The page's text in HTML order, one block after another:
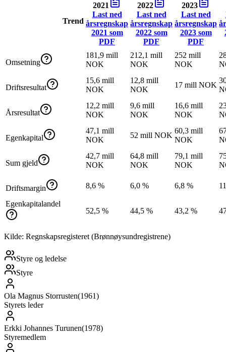
Trend
2021
Last ned
årsregnskap
2021 som
PDF
2022
Last ned
årsregnskap
2022som
PDF
2023
Last ned
årsregnskap
2023som
PDF
Omsetning
181,9 mill
NOK
212,1 mill
NOK
252 mill
NOK
Driftsresultat
15,6 mill
NOK
12,8 mill
NOK
17 mill NOK
Årsresultat
12,2 mill
NOK
9,6 mill
NOK
16,6 mill
NOK
Egenkapital
47,1 mill
NOK
52 mill NOK
60,3 mill
NOK
Sum gjeld
42,7 mill
NOK
64,8 mill
NOK
79,1 mill
NOK
Driftsmargin 8,6 % 6,0 % 6,8 %
Egenkapitalandel
52,5 %
44,5 % 43,2 %
Kilde: Regnskapsregisteret (Brønnøysundregistrene)
Styre og ledelse
Styre
Ola Magnus Storrusten(1961)
Styrets leder
Erkki Johannes Turunen(1978)
Styremedlem